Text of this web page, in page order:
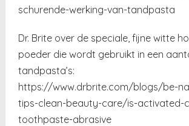
schurende-werking-van-tandpasta
Dr. Brite over de speciale, fijne witte
poeder die wordt gebruikt in een
tandpasta’s:
https://www.drbrite.com/blogs/be-
tips-clean-beauty-care/is-activated-
toothpaste-abrasive